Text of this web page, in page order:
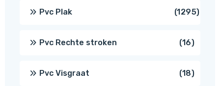
Pvc Plak 12951295
Pvc Rechte stroken 1616
Pvc Visgraat 1818